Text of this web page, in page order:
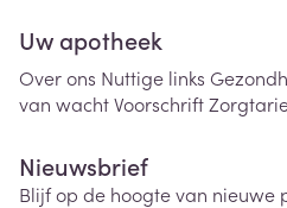
Uw apotheek
Over ons Nuttige links
van wachtVoorschrift
Nieuwsbrief
Blijf op de hoogte van nieuwe